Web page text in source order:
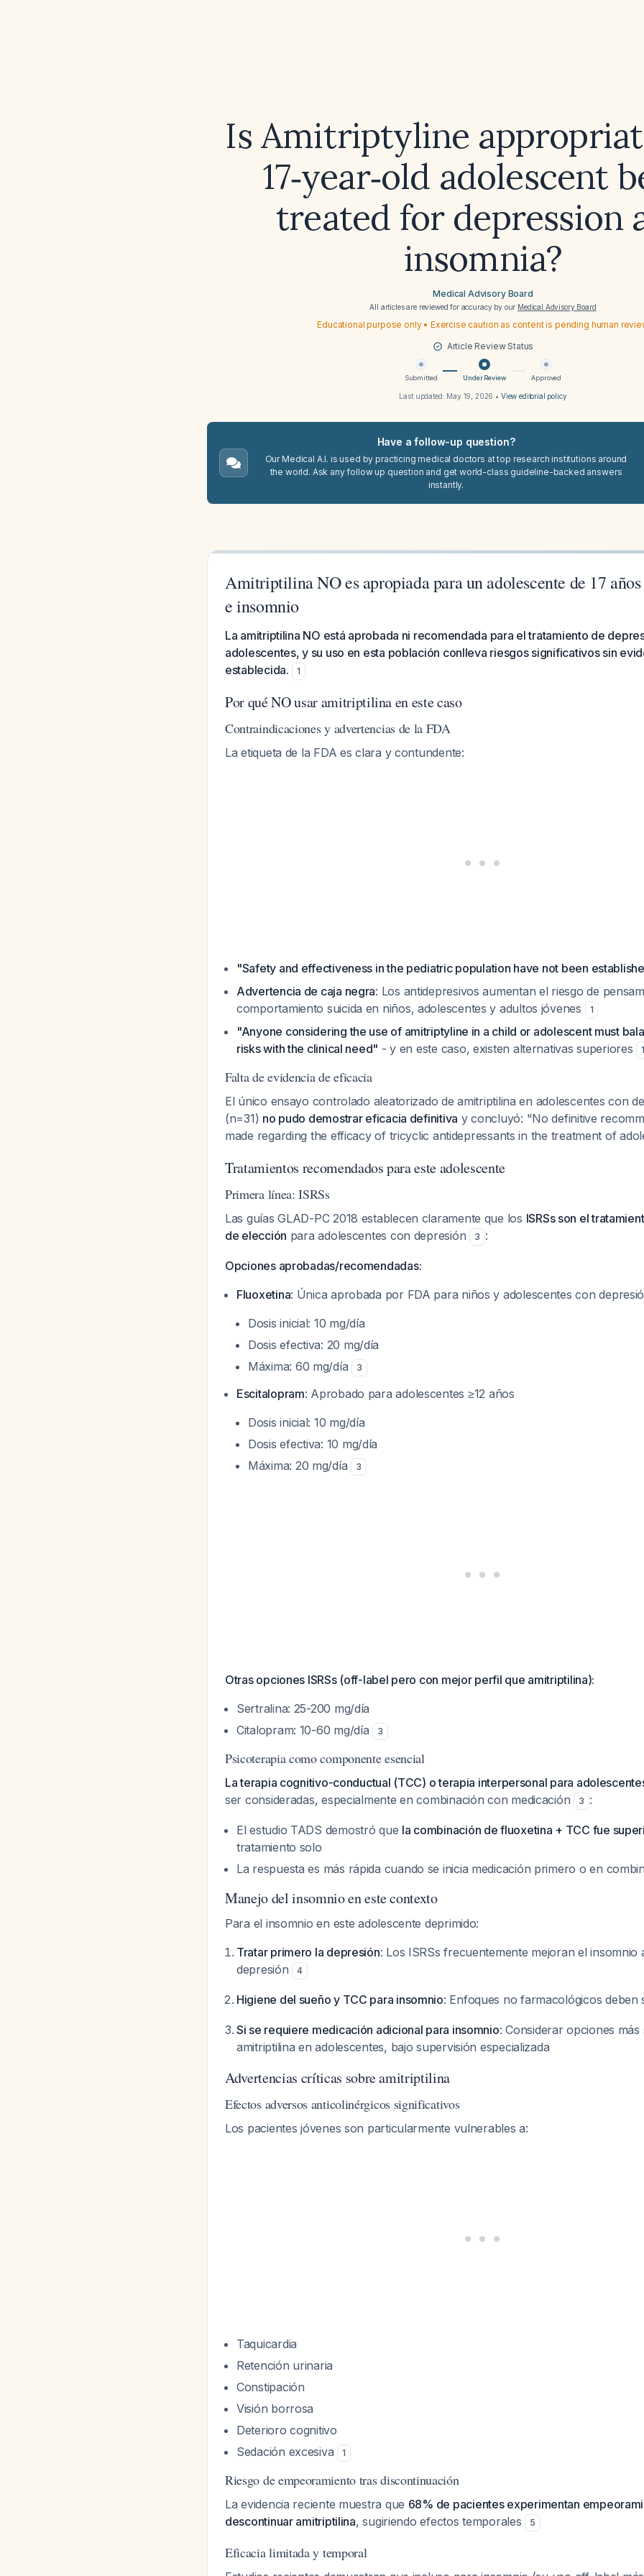
Is Amitriptyline
17‑year‑old adolescent
treated for depression
insomnia?
Medical Advisory Board
All articles are reviewed for accuracy by our Medical Advisory Board
Educational purpose only • Exercise caution as content is pending human
Article Review Status
Submitted Under Review Approved
Last updated: May 19, 2026 • View editorial policy
Have a follow-up question?
Our Medical A.I. is used by practicing medical doctors at top research institutions around
the world. Ask any follow up question and get world-class guideline-backed answers
instantly.
Amitriptilina NO es apropiada para un adolescente de 17
e insomnio
La amitriptilina NO está aprobada ni recomendada para el tratamiento de
adolescentes, y su uso en esta población conlleva riesgos significativos sin
establecida.
1
Por qué NO usar amitriptilina en este caso
Contraindicaciones y advertencias de la FDA
La etiqueta de la FDA es clara y contundente:
"Safety and effectiveness in the pediatric population have not been
Advertencia de caja negra: Los antidepresivos aumentan el riesgo de
comportamiento suicida en niños, adolescentes y adultos jóvenes
1
"Anyone considering the use of amitriptyline in a child or adolescent must
risks with the clinical need" - y en este caso, existen alternativas superiores 1
Falta de evidencia de eficacia
El único ensayo controlado aleatorizado de amitriptilina en adolescentes con
(n=31) no pudo demostrar eficacia definitiva y concluyó: "No definitive
made regarding the efficacy of tricyclic antidepressants in the treatment of
Tratamientos recomendados para este adolescente
Primera línea: ISRSs
Las guías GLAD-PC 2018 establecen claramente que los ISRSs son el
de elección para adolescentes con depresión 3 :
Opciones aprobadas/recomendadas:
Fluoxetina: Única aprobada por FDA para niños y adolescentes con
Dosis inicial: 10 mg/día
Dosis efectiva: 20 mg/día
Máxima: 60 mg/día
3
Escitalopram: Aprobado para adolescentes ≥12 años
Dosis inicial: 10 mg/día
Dosis efectiva: 10 mg/día
Máxima: 20 mg/día
3
Otras opciones ISRSs (off-label pero con mejor perfil que amitriptilina):
Sertralina: 25-200 mg/día
Citalopram: 10-60 mg/día
3
Psicoterapia como componente esencial
La terapia cognitivo-conductual (TCC) o terapia interpersonal para
ser consideradas, especialmente en combinación con medicación
3 :
El estudio TADS demostró que la combinación de fluoxetina + TCC fue
tratamiento solo
La respuesta es más rápida cuando se inicia medicación primero o en
Manejo del insomnio en este contexto
Para el insomnio en este adolescente deprimido:
Tratar primero la depresión: Los ISRSs frecuentemente mejoran el insomnio
depresión
4
Higiene del sueño y TCC para insomnio: Enfoques no farmacológicos
Si se requiere medicación adicional para insomnio: Considerar opciones más
amitriptilina en adolescentes, bajo supervisión especializada
Advertencias críticas sobre amitriptilina
Efectos adversos anticolinérgicos significativos
Los pacientes jóvenes son particularmente vulnerables a:
Taquicardia
Retención urinaria
Constipación
Visión borrosa
Deterioro cognitivo
Sedación excesiva
1
Riesgo de empeoramiento tras discontinuación
La evidencia reciente muestra que 68% de pacientes experimentan
descontinuar amitriptilina, sugiriendo efectos temporales 5
Eficacia limitada y temporal